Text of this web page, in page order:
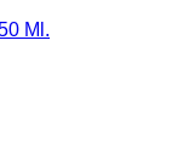
Ml.